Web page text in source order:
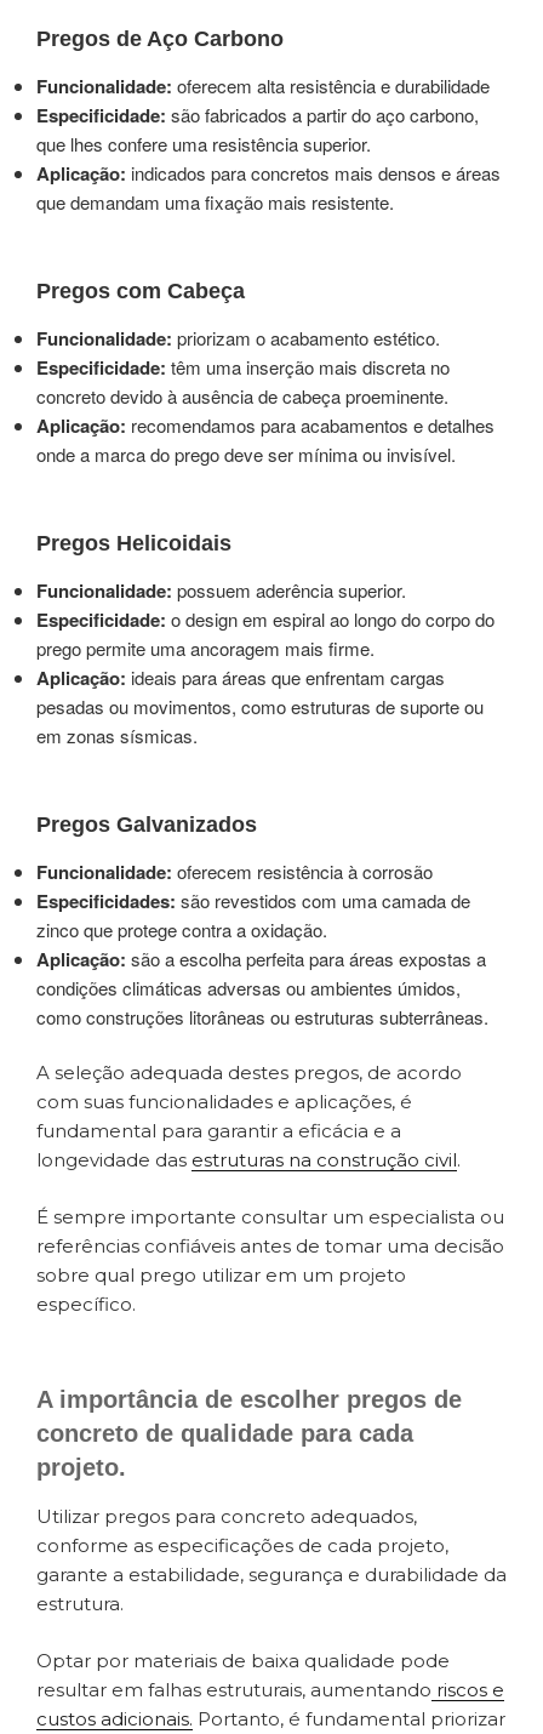
Pregos de Aço Carbono
Funcionalidade: oferecem alta resistência e durabilidade
Especificidade: são fabricados a partir do aço carbono,
que lhes confere uma resistência superior.
Aplicação: indicados para concretos mais densos e áreas
que demandam uma fixação mais resistente.
Pregos com Cabeça
Funcionalidade: priorizam o acabamento estético.
Especificidade: têm uma inserção mais discreta no
concreto devido à ausência de cabeça proeminente.
Aplicação: recomendamos para acabamentos e detalhes
onde a marca do prego deve ser mínima ou invisível.
Pregos Helicoidais
Funcionalidade: possuem aderência superior.
Especificidade: o design em espiral ao longo do corpo do
prego permite uma ancoragem mais firme.
Aplicação: ideais para áreas que enfrentam cargas
pesadas ou movimentos, como estruturas de suporte ou
em zonas sísmicas.
Pregos Galvanizados
Funcionalidade: oferecem resistência à corrosão
Especificidades: são revestidos com uma camada de
zinco que protege contra a oxidação.
Aplicação: são a escolha perfeita para áreas expostas a
condições climáticas adversas ou ambientes úmidos,
como construções litorâneas ou estruturas subterrâneas.
A seleção adequada destes pregos, de acordo
com suas funcionalidades e aplicações, é
fundamental para garantir a eficácia e a
longevidade das estruturas na construção civil.
É sempre importante consultar um especialista ou
referências confiáveis antes de tomar uma decisão
sobre qual prego utilizar em um projeto
específico.
A importância de escolher pregos de
concreto de qualidade para cada
projeto.
Utilizar pregos para concreto adequados,
conforme as especificações de cada projeto,
garante a estabilidade, segurança e durabilidade da
estrutura.
Optar por materiais de baixa qualidade pode
resultar em falhas estruturais, aumentando riscos e
custos adicionais. Portanto, é fundamental priorizar